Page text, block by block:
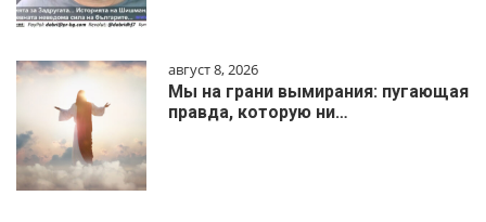
август 8, 2026
Мы на грани вымирания: пугающая
правда, которую ни…